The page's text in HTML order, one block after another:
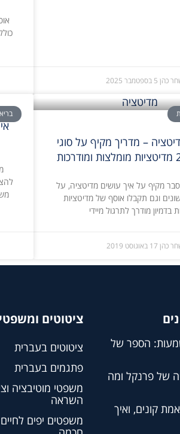
כהן 5 בספטמבר 2025
– מדריך מקיף על סוגי
מקיף על איך עושים מדיטציה, על
וגם תקבלו אוסף של מדיטציות
בדמיון מודרך לתרגול מיידי
כהן 17 באוגוסט 2019
הספר של
של פרנקל ומה
קונים, ואיך
ציטוטים
ציטוטים בעברית
פתגמים בעברית
משפטי מוטיבציה
השראה
משפטים יפים